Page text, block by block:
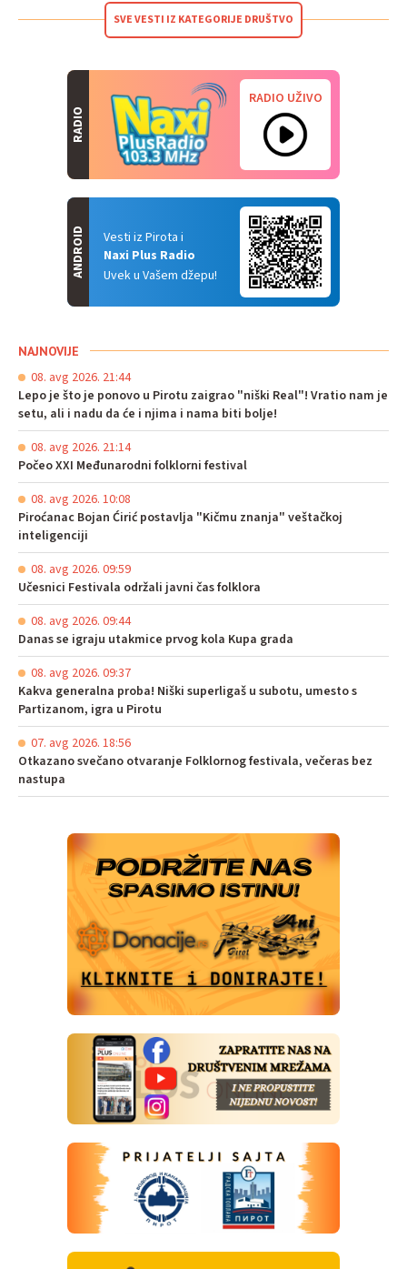
SVE VESTI IZ KATEGORIJE DRUŠTVO
RADIO
RADIO UŽIVO
Vesti iz Pirota i
Naxi Plus Radio
Uvek u Vašem džepu!
ANDROID
NAJNOVIJE
08. avg 2026. 21:44
Lepo je što je ponovo u Pirotu zaigrao "niški Real"! Vratio nam je
setu, ali i nadu da će i njima i nama biti bolje!
08. avg 2026. 21:14
Počeo XXI Međunarodni folklorni festival
08. avg 2026. 10:08
Piroćanac Bojan Ćirić postavlja "Kičmu znanja" veštačkoj
inteligenciji
08. avg 2026. 09:59
Učesnici Festivala održali javni čas folklora
08. avg 2026. 09:44
Danas se igraju utakmice prvog kola Kupa grada
08. avg 2026. 09:37
Kakva generalna proba! Niški superligaš u subotu, umesto s
Partizanom, igra u Pirotu
07. avg 2026. 18:56
Otkazano svečano otvaranje Folklornog festivala, večeras bez
nastupa